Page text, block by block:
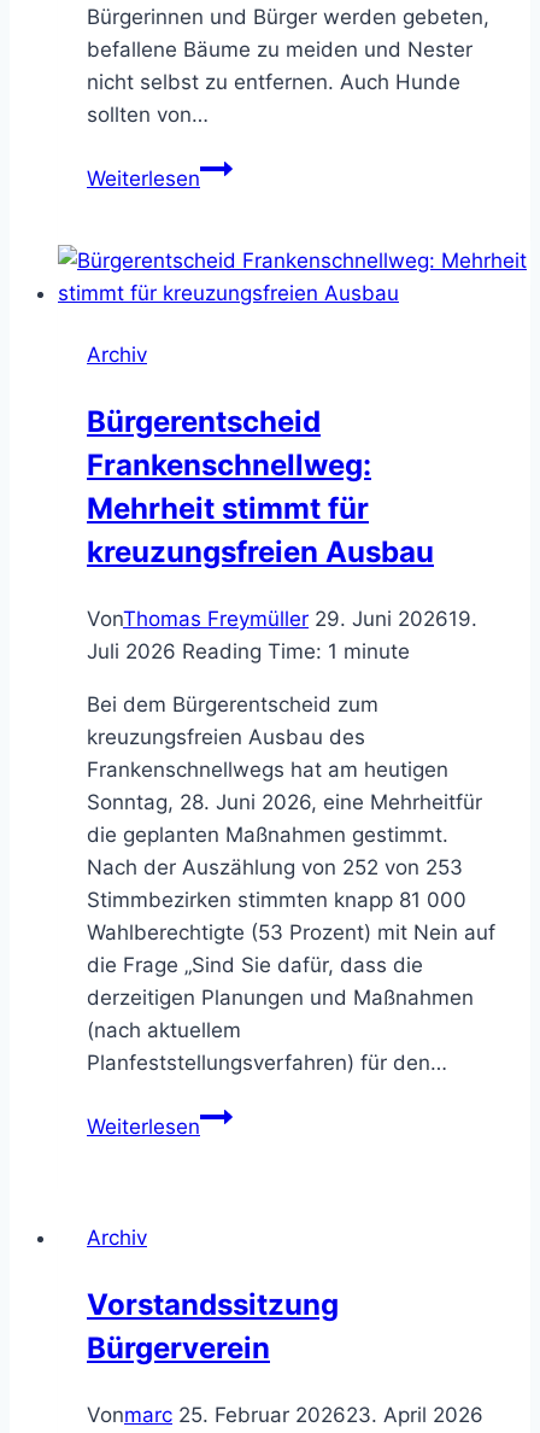
Bürgerinnen und Bürger werden gebeten,
befallene Bäume zu meiden und Nester
nicht selbst zu entfernen. Auch Hunde
sollten von…
WeiterlesenEichenprozessionsspinner:
Archiv
Bürgerentscheid
Frankenschnellweg:
Mehrheit stimmt für
kreuzungsfreien Ausbau
VonThomas Freymüller 29. Juni 202619.
Juli 2026 Reading Time: 1 minute
Bei dem Bürgerentscheid zum
kreuzungsfreien Ausbau des
Frankenschnellwegs hat am heutigen
Sonntag, 28. Juni 2026, eine Mehrheitfür
die geplanten Maßnahmen gestimmt.
Nach der Auszählung von 252 von 253
Stimmbezirken stimmten knapp 81 000
Wahlberechtigte (53 Prozent) mit Nein auf
die Frage „Sind Sie dafür, dass die
derzeitigen Planungen und Maßnahmen
(nach aktuellem
Planfeststellungsverfahren) für den…
WeiterlesenBürgerentscheid
Ausbau
Archiv
Vorstandssitzung
Bürgerverein
Vonmarc 25. Februar 202623. April 2026